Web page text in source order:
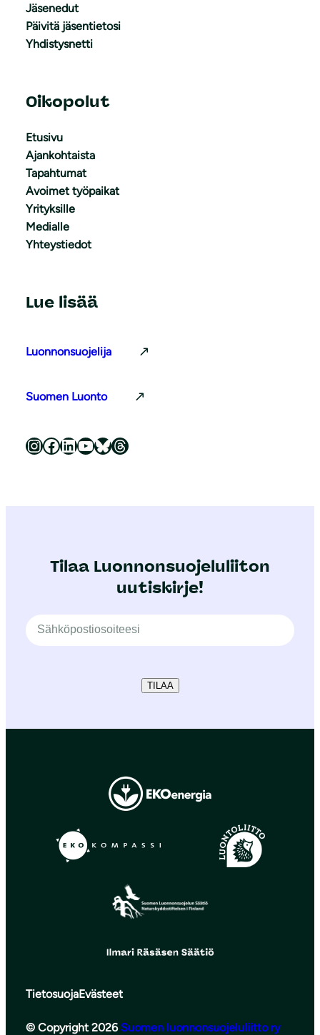
Jäsenedut
Päivitä jäsentietosi
Yhdistysnetti
Oikopolut
Etusivu
Ajankohtaista
Tapahtumat
Avoimet työpaikat
Yrityksille
Medialle
Yhteystiedot
Lue lisää
Luonnonsuojelija
Suomen Luonto
Luonnonsuojeluliitto Instagramissa Luonnonsuojeluliitto Facebookissa Luonnonsuojeluliitto LinkedInissä Luonnonsuojeluliiton YouTube-kanava Luonnonsuojeluliitto Blueskyssa Luonnonsuojeluliitto Threadsissa
Tilaa Luonnonsuojeluliiton
uutiskirje!
TILAA
TietosuojaEvästeet
© Copyright 2026 Suomen luonnonsuojeluliitto ry